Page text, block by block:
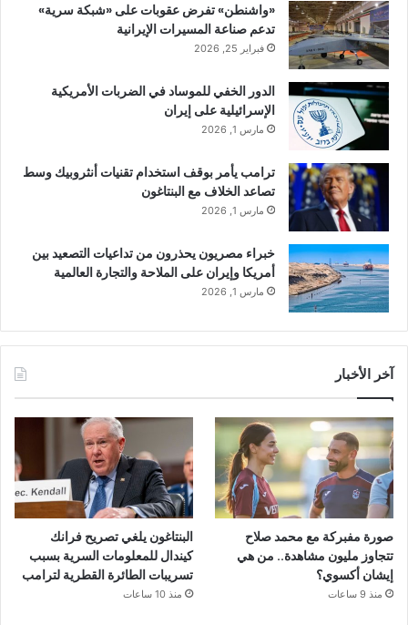
«واشنطن» تفرض عقوبات على «شبكة سرية»
تدعم صناعة المسيرات الإيرانية
فبراير 25, 2026
الدور الخفي للموساد في الضربات الأمريكية
الإسرائيلية على إيران
مارس 1, 2026
ترامب يأمر بوقف استخدام تقنيات أنثروبيك وسط
تصاعد الخلاف مع البنتاغون
مارس 1, 2026
خبراء مصريون يحذرون من تداعيات التصعيد بين
أمريكا وإيران على الملاحة والتجارة العالمية
مارس 1, 2026
آخر الأخبار
صورة مفبركة مع محمد صلاح
تتجاوز مليون مشاهدة.. من هي
إيشان أكسوي؟
منذ 9 ساعات
البنتاغون يلغي تصريح فرانك
كيندال للمعلومات السرية بسبب
تسريبات الطائرة القطرية لترامب
منذ 10 ساعات